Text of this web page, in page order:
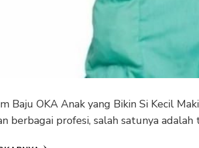
Baju OKA Anak yang Bikin Si Kecil
berbagai profesi, salah satunya